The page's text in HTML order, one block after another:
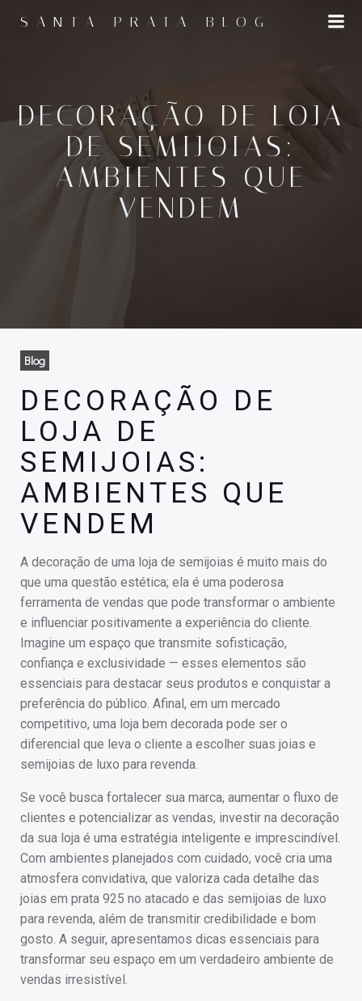
para
SANTA PRATA BLOG
DECORAÇÃO DE LOJA
DE SEMIJOIAS:
AMBIENTES QUE
VENDEM
Blog
DECORAÇÃO DE
LOJA DE
SEMIJOIAS:
AMBIENTES QUE
VENDEM
A decoração de uma loja de semijoias é muito mais do
que uma questão estética; ela é uma poderosa
ferramenta de vendas que pode transformar o ambiente
e influenciar positivamente a experiência do cliente.
Imagine um espaço que transmite sofisticação,
confiança e exclusividade — esses elementos são
essenciais para destacar seus produtos e conquistar a
preferência do público. Afinal, em um mercado
competitivo, uma loja bem decorada pode ser o
diferencial que leva o cliente a escolher suas joias e
semijoias de luxo para revenda.
Se você busca fortalecer sua marca, aumentar o fluxo de
clientes e potencializar as vendas, investir na decoração
da sua loja é uma estratégia inteligente e imprescindível.
Com ambientes planejados com cuidado, você cria uma
atmosfera convidativa, que valoriza cada detalhe das
joias em prata 925 no atacado e das semijoias de luxo
para revenda, além de transmitir credibilidade e bom
gosto. A seguir, apresentamos dicas essenciais para
transformar seu espaço em um verdadeiro ambiente de
vendas irresistível.